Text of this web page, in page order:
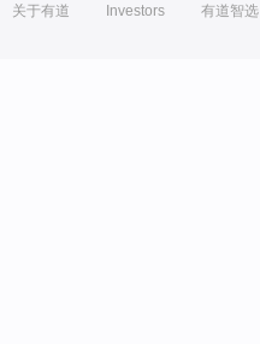
关于有道 Investors 有道智选